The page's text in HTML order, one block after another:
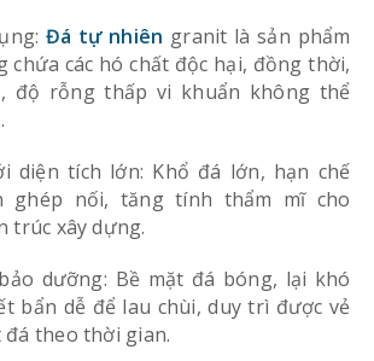
Đá tự nhiên granit là sản phẩm
chứa các hó chất độc hại, đồng thời,
độ rỗng thấp vi khuẩn không thể
diện tích lớn: Khổ đá lớn, hạn chế
ghép nối, tăng tính thẩm mĩ cho
trúc xây dựng.
dưỡng: Bề mặt đá bóng, lại khó
bẩn dễ để lau chùi, duy trì được vẻ
đá theo thời gian.